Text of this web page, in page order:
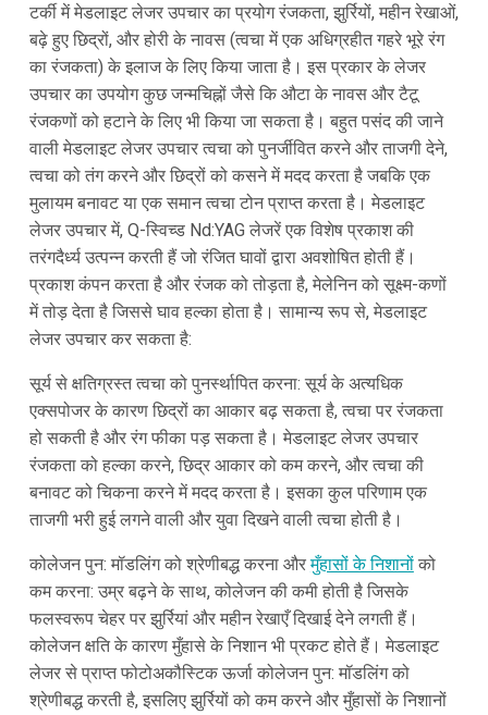
टर्की में मेडलाइट लेजर उपचार का प्रयोग रंजकता, झुर्रियों, महीन रेखाओं,
बढ़े हुए छिद्रों, और होरी के नावस (त्वचा में एक अधिग्रहीत गहरे भूरे रंग
का रंजकता) के इलाज के लिए किया जाता है। इस प्रकार के लेजर
उपचार का उपयोग कुछ जन्मचिह्नों जैसे कि औटा के नावस और टैटू
रंजकणों को हटाने के लिए भी किया जा सकता है। बहुत पसंद की जाने
वाली मेडलाइट लेजर उपचार त्वचा को पुनर्जीवित करने और ताजगी देने,
त्वचा को तंग करने और छिद्रों को कसने में मदद करता है जबकि एक
मुलायम बनावट या एक समान त्वचा टोन प्राप्त करता है। मेडलाइट
लेजर उपचार में, Q-स्विच्ड Nd:YAG लेजरें एक विशेष प्रकाश की
तरंगदैर्ध्य उत्पन्न करती हैं जो रंजित घावों द्वारा अवशोषित होती हैं।
प्रकाश कंपन करता है और रंजक को तोड़ता है, मेलेनिन को सूक्ष्म-कणों
में तोड़ देता है जिससे घाव हल्का होता है। सामान्य रूप से, मेडलाइट
लेजर उपचार कर सकता है:
सूर्य से क्षतिग्रस्त त्वचा को पुनर्स्थापित करना: सूर्य के अत्यधिक
एक्सपोजर के कारण छिद्रों का आकार बढ़ सकता है, त्वचा पर रंजकता
हो सकती है और रंग फीका पड़ सकता है। मेडलाइट लेजर उपचार
रंजकता को हल्का करने, छिद्र आकार को कम करने, और त्वचा की
बनावट को चिकना करने में मदद करता है। इसका कुल परिणाम एक
ताजगी भरी हुई लगने वाली और युवा दिखने वाली त्वचा होती है।
कोलेजन पुन: मॉडलिंग को श्रेणीबद्ध करना औरमुँहासों के निशानोंको
कम करना: उम्र बढ़ने के साथ, कोलेजन की कमी होती है जिसके
फलस्वरूप चेहर पर झुर्रियां और महीन रेखाएँ दिखाई देने लगती हैं।
कोलेजन क्षति के कारण मुँहासे के निशान भी प्रकट होते हैं। मेडलाइट
लेजर से प्राप्त फोटोअकौस्टिक ऊर्जा कोलेजन पुन: मॉडलिंग को
श्रेणीबद्ध करती है, इसलिए झुर्रियों को कम करने और मुँहासों के निशानों